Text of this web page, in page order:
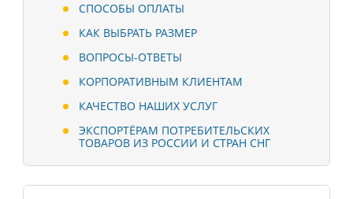
СПОСОБЫ ОПЛАТЫ
КАК ВЫБРАТЬ РАЗМЕР
ВОПРОСЫ-ОТВЕТЫ
КОРПОРАТИВНЫМ КЛИЕНТАМ
КАЧЕСТВО НАШИХ УСЛУГ
ЭКСПОРТЁРАМ ПОТРЕБИТЕЛЬСКИХ
ТОВАРОВ ИЗ РОССИИ И СТРАН СНГ